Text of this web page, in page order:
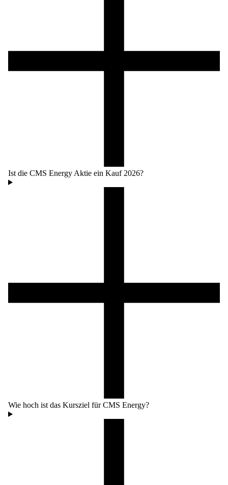
Ist die CMS Energy Aktie ein Kauf 2026?
Wie hoch ist das Kursziel für CMS Energy?